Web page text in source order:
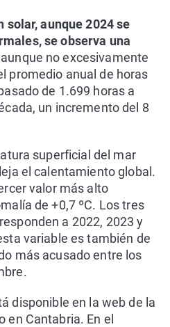
solar, aunque 2024 se
se observa una
no excesivamente
promedio anual de horas
de 1.699 horas a
un incremento del 8
superficial del mar
el calentamiento global.
valor más alto
de +0,7 ºC. Los tres
a 2022, 2023 y
variable es también de
más acusado entre los
disponible en la web de la
en Cantabria. En el